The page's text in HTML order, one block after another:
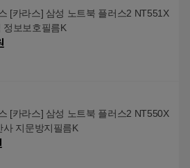
[카라스] 삼성 노트북 플러스2 NT551X
정보보호필름K
[카라스] 삼성 노트북 플러스2 NT550X
사 지문방지필름K